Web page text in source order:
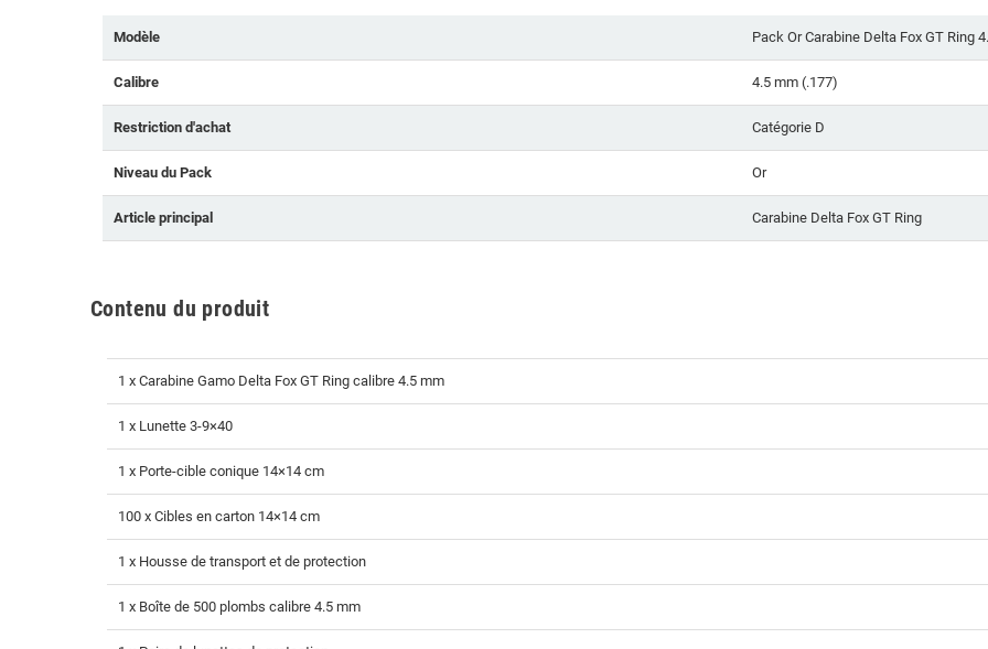
Modèle Pack Or Carabine Delta Fox GT Ring
Calibre 4.5 mm (.177)
Restriction d'achat Catégorie D
Niveau du Pack Or
Article principal Carabine Delta Fox GT Ring
Contenu du produit
1 x Carabine Gamo Delta Fox GT Ring calibre 4.5 mm
1 x Lunette 3-9×40
1 x Porte-cible conique 14×14 cm
100 x Cibles en carton 14×14 cm
1 x Housse de transport et de protection
1 x Boîte de 500 plombs calibre 4.5 mm